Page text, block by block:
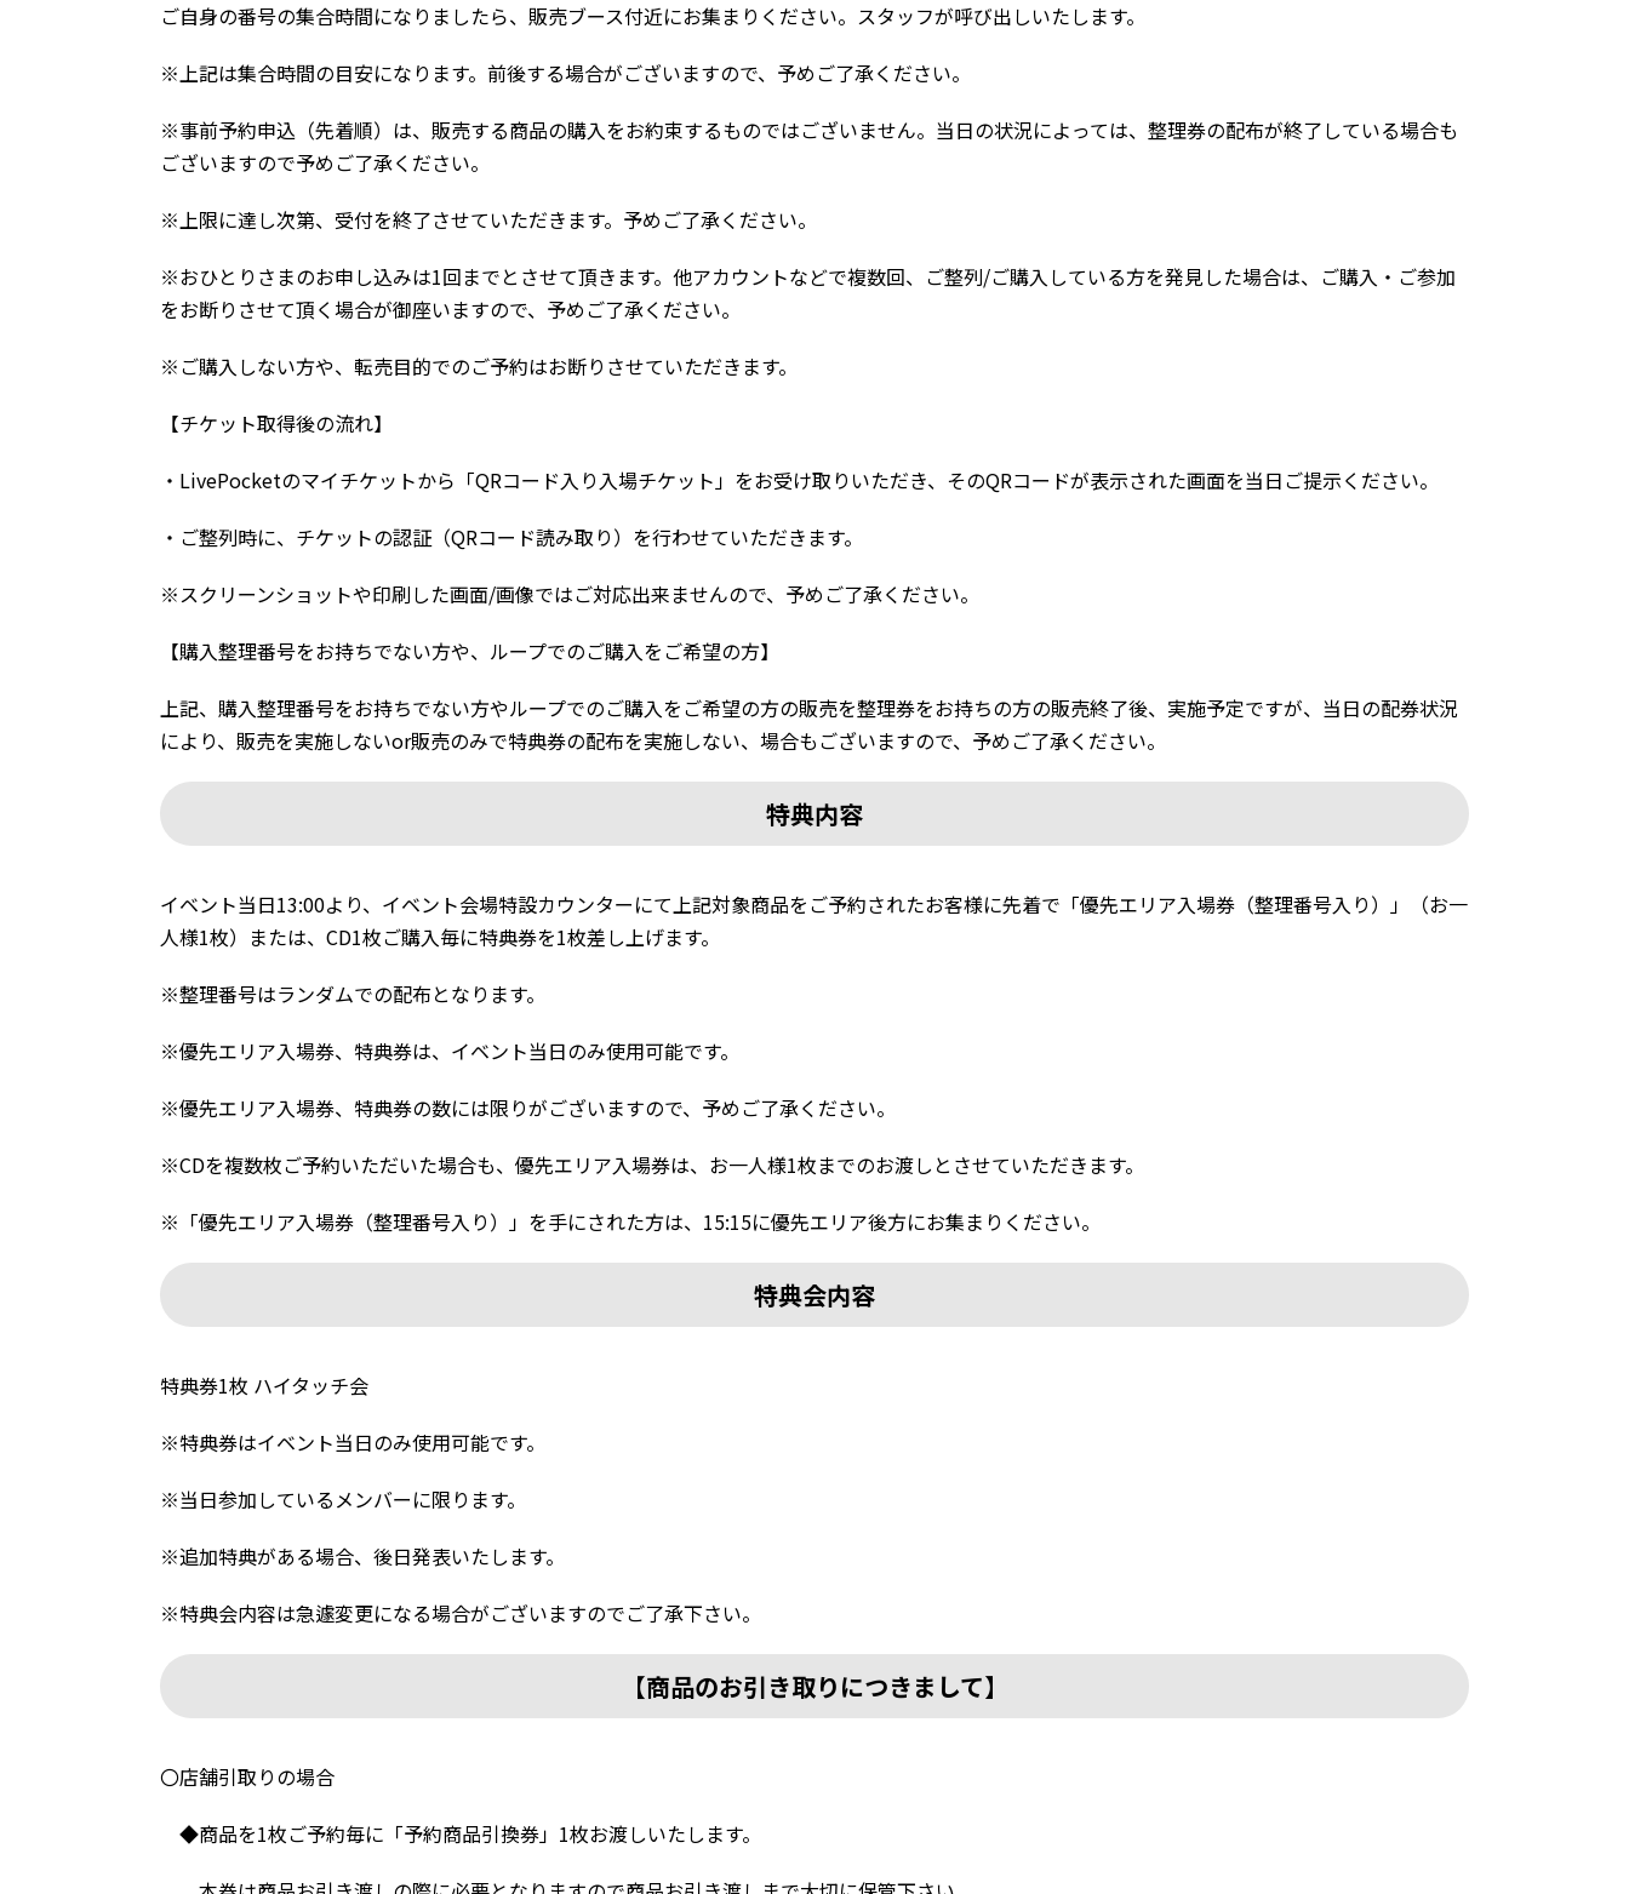
ご自身の番号の集合時間になりましたら、販売ブース付近にお集まりください。スタッフが呼び出しいたします。
※上記は集合時間の目安になります。前後する場合がございますので、予めご了承ください。
※事前予約申込（先着順）は、販売する商品の購入をお約束するものではございません。当日の状況によっては、整理券の配布が終了している場合も
ございますので予めご了承ください。
※上限に達し次第、受付を終了させていただきます。予めご了承ください。
※おひとりさまのお申し込みは1回までとさせて頂きます。他アカウントなどで複数回、ご整列/ご購入している方を発見した場合は、ご購入・ご参加
をお断りさせて頂く場合が御座いますので、予めご了承ください。
※ご購入しない方や、転売目的でのご予約はお断りさせていただきます。
【チケット取得後の流れ】
・LivePocketのマイチケットから「QRコード入り入場チケット」をお受け取りいただき、そのQRコードが表示された画面を当日ご提示ください。
・ご整列時に、チケットの認証（QRコード読み取り）を行わせていただきます。
※スクリーンショットや印刷した画面/画像ではご対応出来ませんので、予めご了承ください。
【購入整理番号をお持ちでない方や、ループでのご購入をご希望の方】
上記、購入整理番号をお持ちでない方やループでのご購入をご希望の方の販売を整理券をお持ちの方の販売終了後、実施予定ですが、当日の配券状況
により、販売を実施しないor販売のみで特典券の配布を実施しない、場合もございますので、予めご了承ください。
特典内容
イベント当日13:00より、イベント会場特設カウンターにて上記対象商品をご予約されたお客様に先着で「優先エリア入場券（整理番号入り）」（お一
人様1枚）または、CD1枚ご購入毎に特典券を1枚差し上げます。
※整理番号はランダムでの配布となります。
※優先エリア入場券、特典券は、イベント当日のみ使用可能です。
※優先エリア入場券、特典券の数には限りがございますので、予めご了承ください。
※CDを複数枚ご予約いただいた場合も、優先エリア入場券は、お一人様1枚までのお渡しとさせていただきます。
※「優先エリア入場券（整理番号入り）」を手にされた方は、15:15に優先エリア後方にお集まりください。
特典会内容
特典券1枚 ハイタッチ会
※特典券はイベント当日のみ使用可能です。
※当日参加しているメンバーに限ります。
※追加特典がある場合、後日発表いたします。
※特典会内容は急遽変更になる場合がございますのでご了承下さい。
【商品のお引き取りにつきまして】
〇店舗引取りの場合
◆商品を1枚ご予約毎に「予約商品引換券」1枚お渡しいたします。